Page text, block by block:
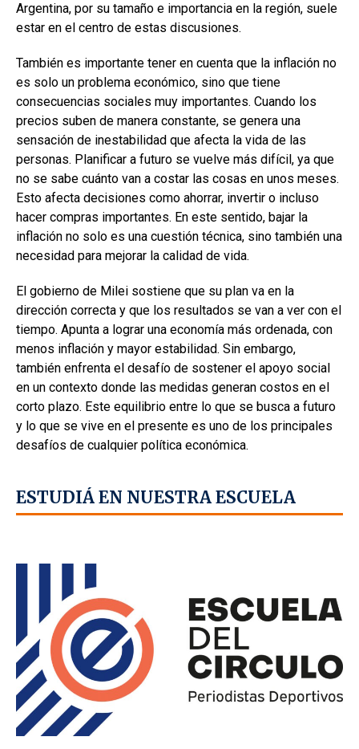
Argentina, por su tamaño e importancia en la región, suele
estar en el centro de estas discusiones.
También es importante tener en cuenta que la inflación no
es solo un problema económico, sino que tiene
consecuencias sociales muy importantes. Cuando los
precios suben de manera constante, se genera una
sensación de inestabilidad que afecta la vida de las
personas. Planificar a futuro se vuelve más difícil, ya que
no se sabe cuánto van a costar las cosas en unos meses.
Esto afecta decisiones como ahorrar, invertir o incluso
hacer compras importantes. En este sentido, bajar la
inflación no solo es una cuestión técnica, sino también una
necesidad para mejorar la calidad de vida.
El gobierno de Milei sostiene que su plan va en la
dirección correcta y que los resultados se van a ver con el
tiempo. Apunta a lograr una economía más ordenada, con
menos inflación y mayor estabilidad. Sin embargo,
también enfrenta el desafío de sostener el apoyo social
en un contexto donde las medidas generan costos en el
corto plazo. Este equilibrio entre lo que se busca a futuro
y lo que se vive en el presente es uno de los principales
desafíos de cualquier política económica.
ESTUDIÁ EN NUESTRA ESCUELA